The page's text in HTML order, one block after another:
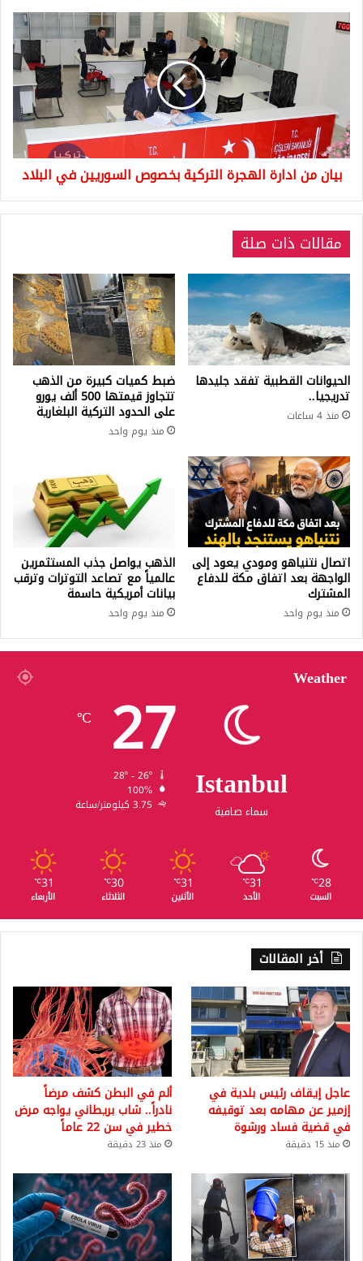
بيان
من
السوريين
في
البلاد
بيان من ادارة الهجرة التركية بخصوص السوريين في البلاد
مقالات ذات صلة
الحيوانات القطبية تفقد جليدها
تدريجيا..
منذ 4 ساعات
ضبط كميات كبيرة من الذهب
تتجاوز قيمتها 500 ألف يورو
على الحدود التركية البلغارية
منذ يوم واحد
اتصال نتنياهو ومودي يعود إلى
الواجهة بعد اتفاق مكة للدفاع
المشترك
منذ يوم واحد
الذهب يواصل جذب المستثمرين
عالمياً مع تصاعد التوترات وترقب
بيانات أمريكية حاسمة
منذ يوم واحد
Weather
Istanbul
سماء صافية
27
℃
100%
3.75 كيلومتر/ساعة
28
℃
السبت
31
℃
الأحد
31
℃
الأثنين
30
℃
الثلاثاء
31
℃
الأربعاء
أخر المقالات
عاجل إيقاف رئيس بلدية في
إزمير عن مهامه بعد توقيفه
في قضية فساد ورشوة
منذ 15 دقيقة
ألم في البطن كشف مرضاً
نادراً.. شاب بريطاني يواجه مرض
خطير في سن 22 عاماً
منذ 23 دقيقة